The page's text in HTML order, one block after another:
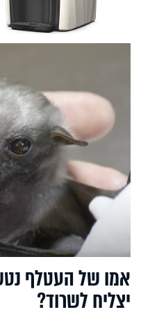
אמו של העטלף
יצליח לשרוד?